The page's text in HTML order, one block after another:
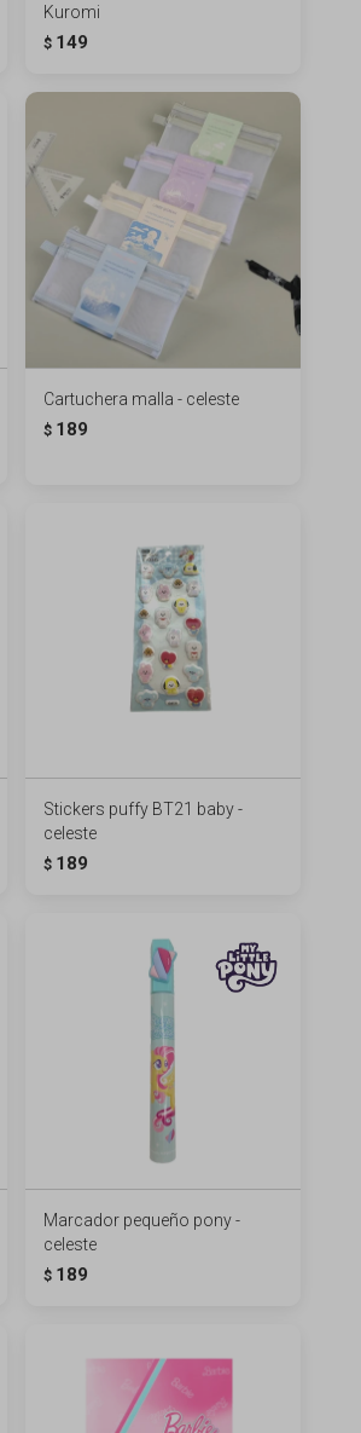
Kuromi
$ 149
Cartuchera malla - celeste
$ 189
Stickers puffy BT21 baby -
celeste
$ 189
Marcador pequeño pony -
celeste
$ 189